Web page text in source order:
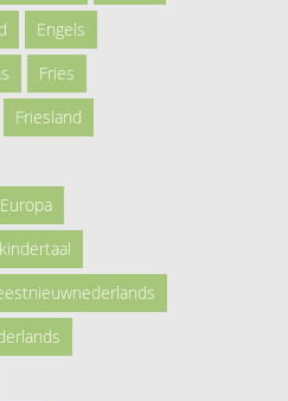
Engels
Fries
Friesland
kindertaal